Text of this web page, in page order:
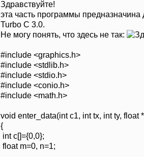
Здравствуйте!
эта часть программы
Turbo C 3.0.
Не могу понять, что здесь не так:
#include <graphics.h>
#include <stdlib.h>
#include <stdio.h>
#include <conio.h>
#include <math.h>
void enter_data(int c1, int tx, int ty, float
{
int c[]={0,0};
float m=0, n=1;